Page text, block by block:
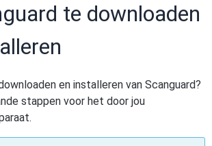
te downloaden
en installeren van Scanguard?
stappen voor het door jou